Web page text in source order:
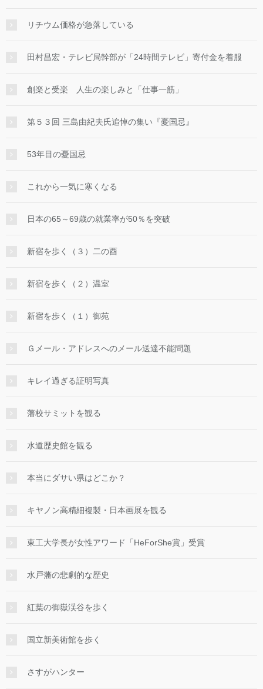
リチウム価格が急落している
田村昌宏・テレビ局幹部が「24時間テレビ」寄付金を着服
創楽と受楽 人生の楽しみと「仕事一筋」
第５３回 三島由紀夫氏追悼の集い『憂国忌』
53年目の憂国忌
これから一気に寒くなる
日本の65～69歳の就業率が50％を突破
新宿を歩く（３）二の酉
新宿を歩く（２）温室
新宿を歩く（１）御苑
Ｇメール・アドレスへのメール送達不能問題
キレイ過ぎる証明写真
藩校サミットを観る
水道歴史館を観る
本当にダサい県はどこか？
キヤノン高精細複製・日本画展を観る
東工大学長が女性アワード「HeForShe賞」受賞
水戸藩の悲劇的な歴史
紅葉の御嶽渓谷を歩く
国立新美術館を歩く
さすがハンター